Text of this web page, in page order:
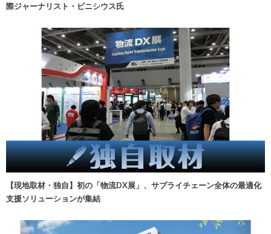
際ジャーナリスト・ビニシウス氏
【現地取材・独自】初の「物流DX展」、サプライチェーン全体の最適化
支援ソリューションが集結